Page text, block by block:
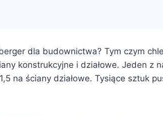
dla budownictwa? Tym czym
konstrukcyjne i działowe. Jeden z
na ściany działowe. Tysiące sztuk